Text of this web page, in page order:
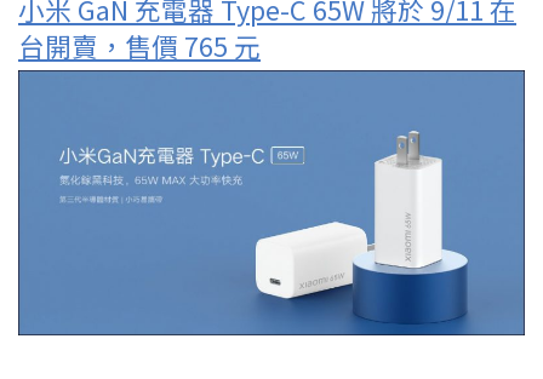
小米 GaN 充電器 Type-C 65W 將於 9/11 在
台開賣，售價 765 元